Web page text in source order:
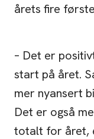
årets fire
– Det er
start på året.
mer nyansert
Det er også
totalt for året,